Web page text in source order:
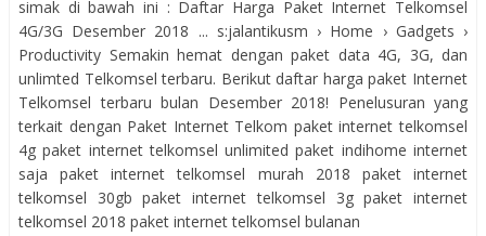
simak di bawah ini : Daftar Harga Paket Internet Telkomsel
4G/3G Desember 2018 ... s:jalantikusm › Home › Gadgets ›
Productivity Semakin hemat dengan paket data 4G, 3G, dan
unlimted Telkomsel terbaru. Berikut daftar harga paket Internet
Telkomsel terbaru bulan Desember 2018! Penelusuran yang
terkait dengan Paket Internet Telkom paket internet telkomsel
4g paket internet telkomsel unlimited paket indihome internet
saja paket internet telkomsel murah 2018 paket internet
telkomsel 30gb paket internet telkomsel 3g paket internet
telkomsel 2018 paket internet telkomsel bulanan